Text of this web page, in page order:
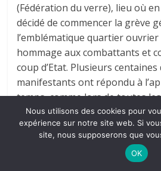
(Fédération du verre), lieu où
décidé de commencer la grève
l’emblématique quartier ouvrier
hommage aux combattants et
coup d’Etat. Plusieurs
manifestants ont répondu à
temps, comme lors de toutes
partielles décrétées par
l’essentiel des salarié∙es, plus
travail. Ils et elles ont respecté
quotidiens. En d’autres termes,
Nous utilisons des cookies pour
expérience sur notre site web. Si
site, nous supposerons que
OK